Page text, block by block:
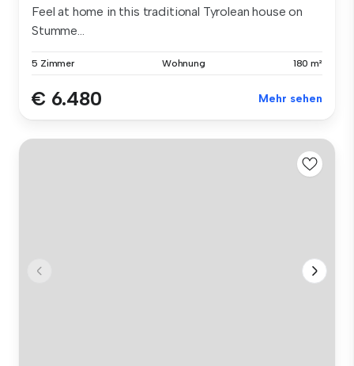
Feel at home in this traditional Tyrolean house on
Stumme...
5 Zimmer Wohnung 180 m²
€ 6.480 Mehr sehen